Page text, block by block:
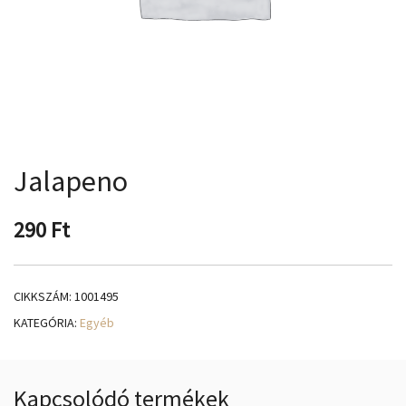
Jalapeno
290 Ft
CIKKSZÁM: 1001495
KATEGÓRIA: Egyéb
Kapcsolódó termékek